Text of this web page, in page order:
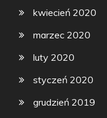
kwiecień 2020
marzec 2020
luty 2020
styczeń 2020
grudzień 2019